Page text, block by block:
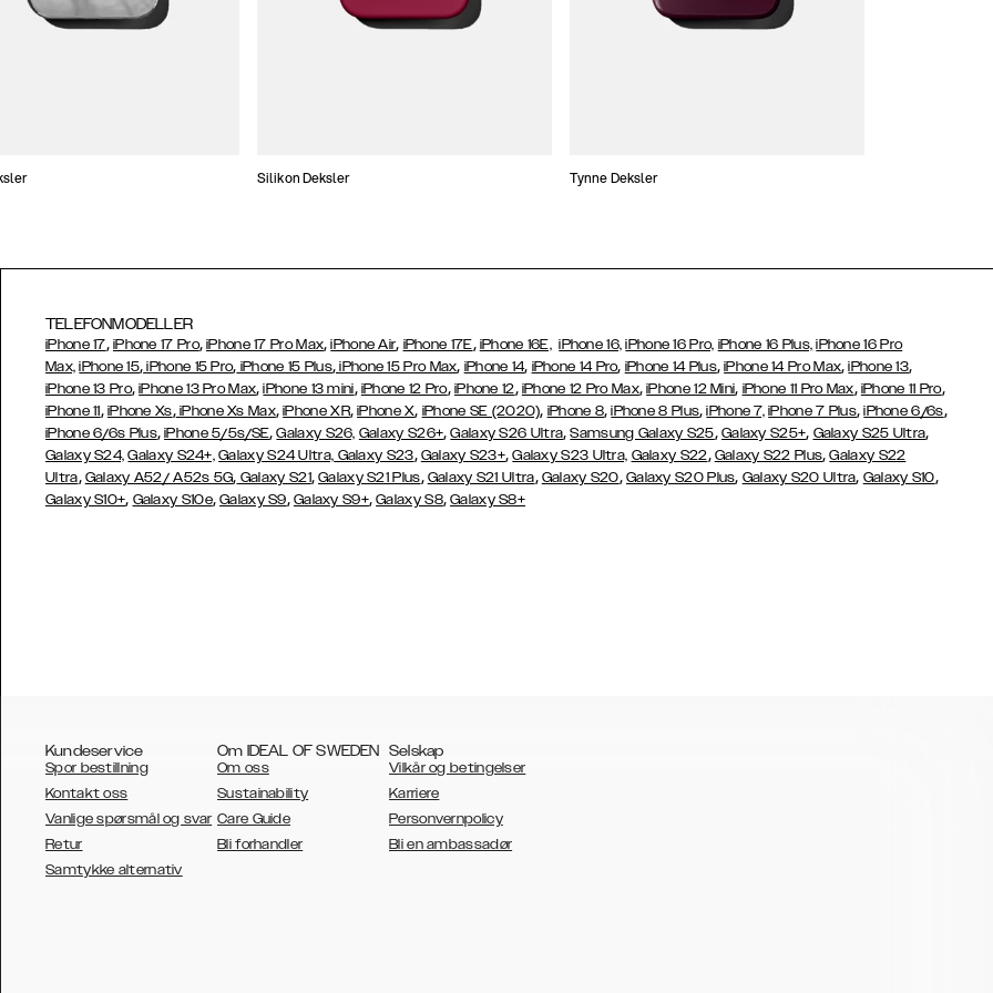
Silikon Deksler Tynne Deksler
TELEFONMODELLER
iPhone 17, iPhone 17 Pro,iPhone 17 Pro Max,iPhone Air, iPhone 17E, iPhone 16E, iPhone 16, iPhone 16 Pro, iPhone 16 Plus, iPhone 16 Pro
Max, iPhone 15, iPhone 15 Pro, iPhone 15 Plus, iPhone 15 Pro Max, iPhone 14, iPhone 14 Pro, iPhone 14 Plus,iPhone 14 Pro Max,iPhone 13,
iPhone 13 Pro,iPhone 13 Pro Max,iPhone 13 mini, iPhone 12 Pro, iPhone 12, iPhone 12 Pro Max,iPhone 12 Mini, iPhone 11 Pro Max, iPhone 11 Pro,
iPhone 11, iPhone Xs,iPhone Xs Max,iPhone XR,iPhone X, iPhone SE (2020), iPhone 8,iPhone 8 Plus,iPhone 7, iPhone 7 Plus,iPhone 6/6s,
iPhone 6/6s Plus,iPhone 5/5s/SE,Galaxy S26, Galaxy S26+,Galaxy S26 Ultra,Samsung Galaxy S25, Galaxy S25+, Galaxy S25 Ultra,
Galaxy S24, Galaxy S24+, Galaxy S24 Ultra, Galaxy S23, Galaxy S23+,Galaxy S23 Ultra, Galaxy S22, Galaxy S22 Plus,Galaxy S22
Ultra, Galaxy A52/ A52s 5G, Galaxy S21,Galaxy S21 Plus, Galaxy S21 Ultra, Galaxy S20, Galaxy S20 Plus, Galaxy S20 Ultra, Galaxy S10,
Galaxy S10+, Galaxy S10e,Galaxy S9, Galaxy S9+,Galaxy S8,Galaxy S8+
Kundeservice
Spor bestillning
Kontakt oss
Vanlige spørsmål og svar
Retur
Samtykke alternativ
Om IDEAL OF SWEDEN
Om oss
Sustainability
Care Guide
Bli forhandler
Selskap
Vilkår og betingelser
Karriere
Personvernpolicy
Bli en ambassadør
AUSTRALIA